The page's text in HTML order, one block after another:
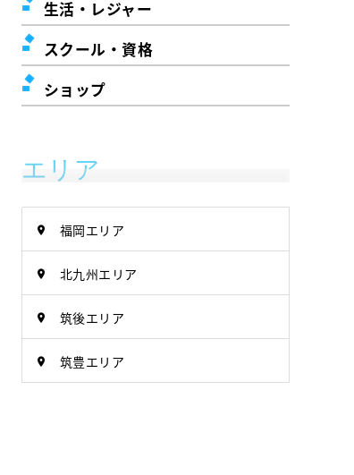
生活・レジャー
スクール・資格
ショップ
エリア
福岡エリア
北九州エリア
筑後エリア
筑豊エリア